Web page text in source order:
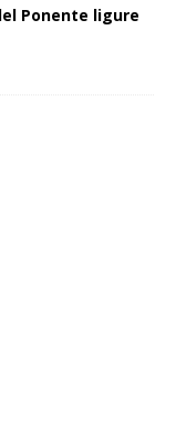
Ponente ligure